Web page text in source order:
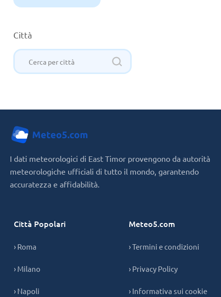
Città
I dati meteorologici di East Timor provengono da autorità
meteorologiche ufficiali di tutto il mondo, garantendo
accuratezza e affidabilità.
Città Popolari
› Roma
› Milano
› Napoli
Meteo5.com
› Termini e condizioni
› Privacy Policy
› Informativa sui cookie